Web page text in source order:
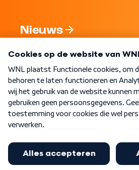
Nieuws
Nieuwsbrief
Word Lid